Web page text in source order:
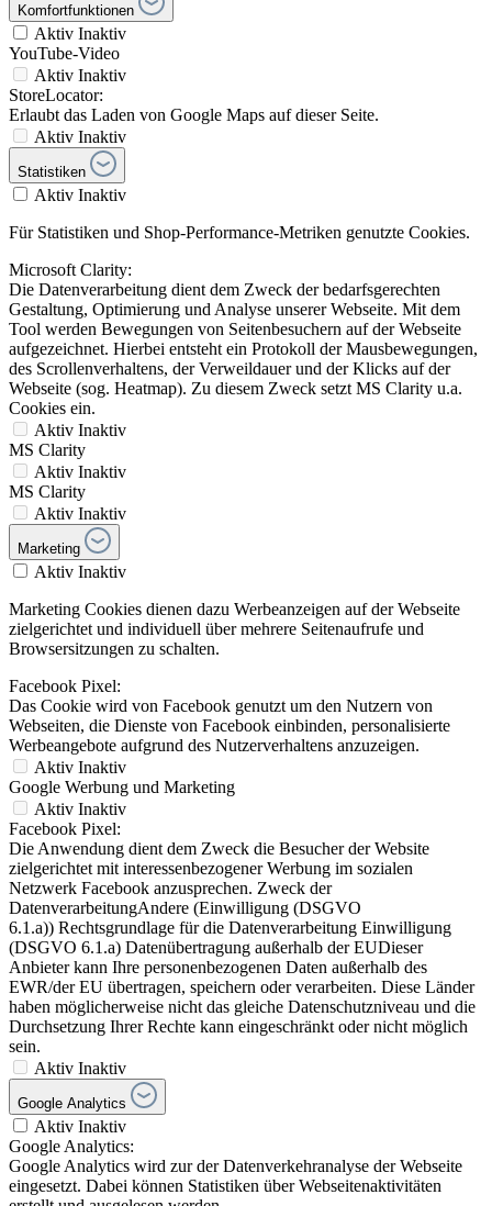
Komfortfunktionen
Aktiv Inaktiv
YouTube-Video
Aktiv Inaktiv
StoreLocator:
Erlaubt das Laden von Google Maps auf dieser Seite.
Aktiv Inaktiv
Statistiken
Aktiv Inaktiv
Für Statistiken und Shop-Performance-Metriken genutzte Cookies.
Microsoft Clarity:
Die Datenverarbeitung dient dem Zweck der bedarfsgerechten
Gestaltung, Optimierung und Analyse unserer Webseite. Mit dem
Tool werden Bewegungen von Seitenbesuchern auf der Webseite
aufgezeichnet. Hierbei entsteht ein Protokoll der Mausbewegungen,
des Scrollenverhaltens, der Verweildauer und der Klicks auf der
Webseite (sog. Heatmap). Zu diesem Zweck setzt MS Clarity u.a.
Cookies ein.
Aktiv Inaktiv
MS Clarity
Aktiv Inaktiv
MS Clarity
Aktiv Inaktiv
Marketing
Aktiv Inaktiv
Marketing Cookies dienen dazu Werbeanzeigen auf der Webseite
zielgerichtet und individuell über mehrere Seitenaufrufe und
Browsersitzungen zu schalten.
Facebook Pixel:
Das Cookie wird von Facebook genutzt um den Nutzern von
Webseiten, die Dienste von Facebook einbinden, personalisierte
Werbeangebote aufgrund des Nutzerverhaltens anzuzeigen.
Aktiv Inaktiv
Google Werbung und Marketing
Aktiv Inaktiv
Facebook Pixel:
Die Anwendung dient dem Zweck die Besucher der Website
zielgerichtet mit interessenbezogener Werbung im sozialen
Netzwerk Facebook anzusprechen. Zweck der
DatenverarbeitungAndere (Einwilligung (DSGVO
6.1.a)) Rechtsgrundlage für die Datenverarbeitung Einwilligung
(DSGVO 6.1.a) Datenübertragung außerhalb der EUDieser
Anbieter kann Ihre personenbezogenen Daten außerhalb des
EWR/der EU übertragen, speichern oder verarbeiten. Diese Länder
haben möglicherweise nicht das gleiche Datenschutzniveau und die
Durchsetzung Ihrer Rechte kann eingeschränkt oder nicht möglich
sein.
Aktiv Inaktiv
Google Analytics
Aktiv Inaktiv
Google Analytics:
Google Analytics wird zur der Datenverkehranalyse der Webseite
eingesetzt. Dabei können Statistiken über Webseitenaktivitäten